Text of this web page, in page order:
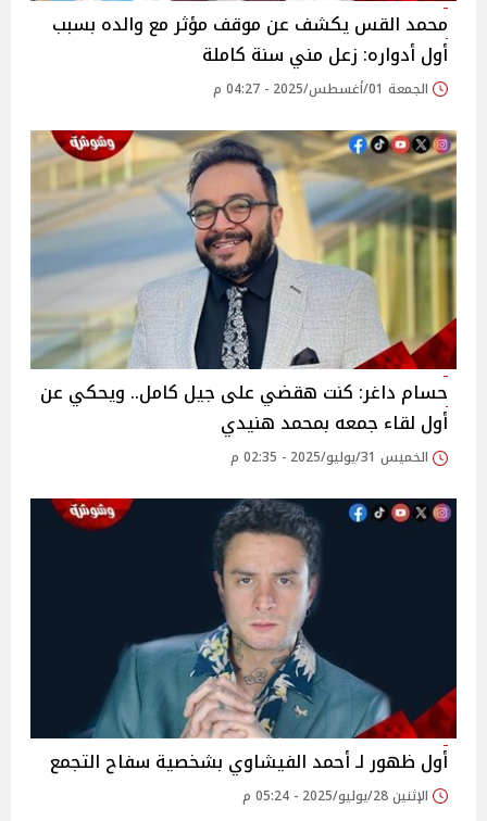
محمد القس يكشف عن موقف مؤثر مع والده بسبب
أول أدواره: زعل مني سنة كاملة‎
الجمعة 01/أغسطس/2025 - 04:27 م
حسام داغر: كنت هقضي على جيل كامل.. ويحكي عن
أول لقاء جمعه بمحمد هنيدي‎
الخميس 31/يوليو/2025 - 02:35 م
أول ظهور لـ أحمد الفيشاوي بشخصية سفاح التجمع ‎
الإثنين 28/يوليو/2025 - 05:24 م